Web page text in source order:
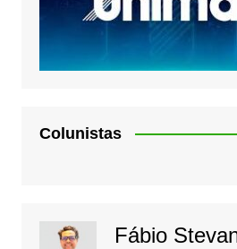
Colunistas
Fábio